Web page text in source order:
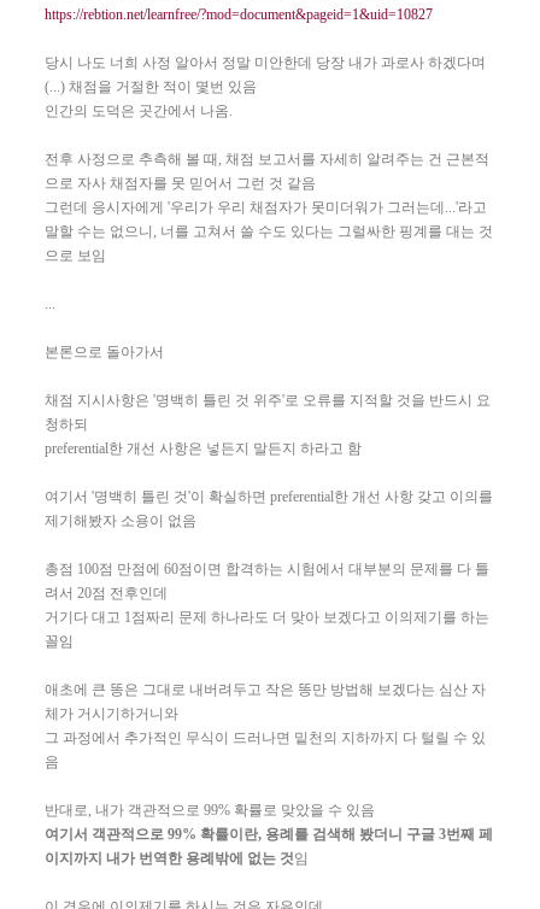
https://rebtion.net/learnfree/?mod=document&pageid=1&uid=10827
당시 나도 너희 사정 알아서 정말 미안한데 당장 내가 과로사 하겠다며
(...) 채점을 거절한 적이 몇번 있음
인간의 도덕은 곳간에서 나옴.
전후 사정으로 추측해 볼 때, 채점 보고서를 자세히 알려주는 건 근본적
으로 자사 채점자를 못 믿어서 그런 것 같음
그런데 응시자에게 '우리가 우리 채점자가 못미더워가 그러는데...'라고
말할 수는 없으니, 너를 고쳐서 쓸 수도 있다는 그럴싸한 핑계를 대는 것
으로 보임
...
본론으로 돌아가서
채점 지시사항은 '명백히 틀린 것 위주'로 오류를 지적할 것을 반드시 요
청하되
preferential한 개선 사항은 넣든지 말든지 하라고 함
여기서 '명백히 틀린 것'이 확실하면 preferential한 개선 사항 갖고 이의를
제기해봤자 소용이 없음
총점 100점 만점에 60점이면 합격하는 시험에서 대부분의 문제를 다 틀
려서 20점 전후인데
거기다 대고 1점짜리 문제 하나라도 더 맞아 보겠다고 이의제기를 하는
꼴임
애초에 큰 똥은 그대로 내버려두고 작은 똥만 방법해 보겠다는 심산 자
체가 거시기하거니와
그 과정에서 추가적인 무식이 드러나면 밑천의 지하까지 다 털릴 수 있
음
반대로, 내가 객관적으로 99% 확률로 맞았을 수 있음
여기서 객관적으로 99% 확률이란, 용례를 검색해 봤더니 구글 3번째 페
이지까지 내가 번역한 용례밖에 없는 것임